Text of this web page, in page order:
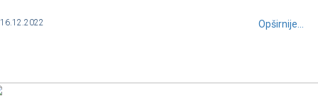
16.12.2022 Opširnije...